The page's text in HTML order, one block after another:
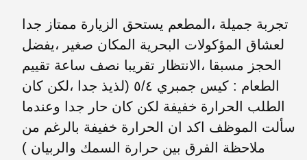
تجربة جميلة ،المطعم يستحق الزيارة ممتاز جدا
لعشاق المؤكولات البحرية المكان صغير ،يفضل
الحجز مسبقا ،الانتظار تقريبا نصف ساعة تقييم
الطعام : كيس جمبري ٥/٤ (لذيذ جدا ،لكن كان
الطلب الحرارة خفيفة لكن كان حار جدا وعندما
سألت الموظف اكد ان الحرارة خفيفة بالرغم من
ملاحظة الفرق بين حرارة السمك والربيان )